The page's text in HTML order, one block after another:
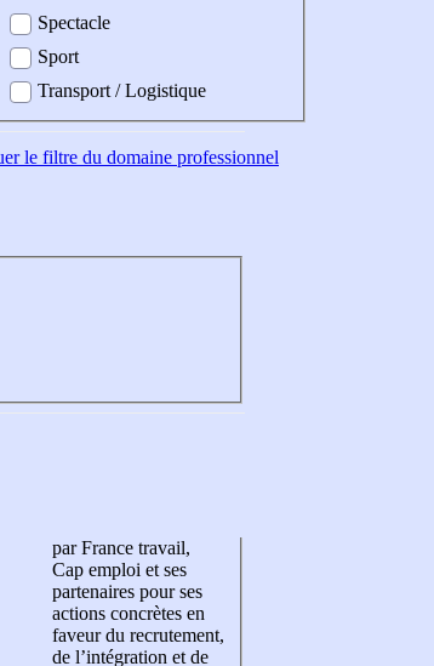
Spectacle
Sport
Transport / Logistique
le filtre du domaine professionnel
par France travail,
Cap emploi et ses
partenaires pour ses
actions concrètes en
faveur du recrutement,
de l’intégration et de